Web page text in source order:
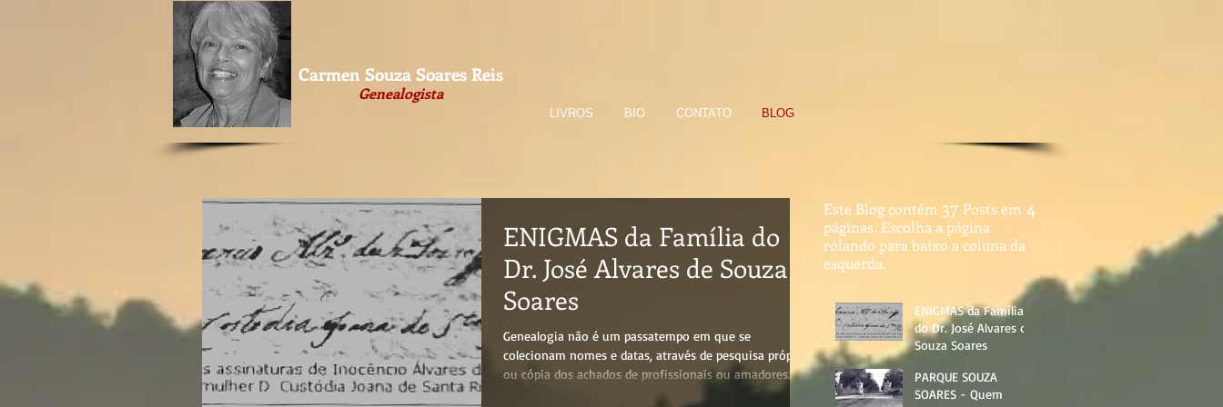
Carmen Souza Soares Reis
Genealogista
LIVROS BIO CONTATO BLOG
ENIGMAS da Família do
Dr. José Alvares de Souza
Soares
Genealogia não é um passatempo em que se
colecionam nomes e datas, através de pesquisa própria
ou cópia dos achados de profissionais ou amadores
que foram generosos em partilhá-los. Genealogia é
Este Blog contém 37 Posts em 4
páginas. Escolha a página
rolando para baixo a coluna da
esquerda.
ENIGMAS da Família
do Dr. José Alvares de
Souza Soares
PARQUE SOUZA
SOARES - Quem